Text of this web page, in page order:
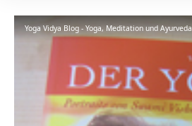
Yoga Vidya Blog - Yoga, Meditation und Ayurveda